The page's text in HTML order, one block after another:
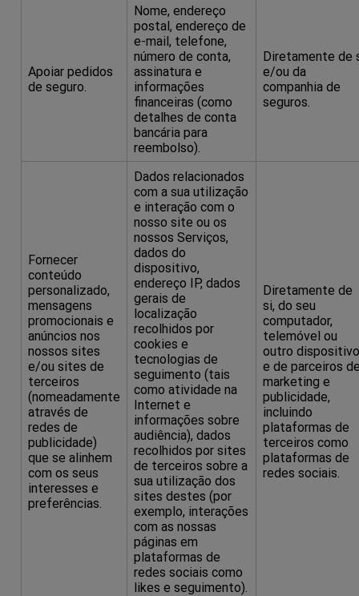
Apoiar pedidos
de seguro.
Nome, endereço
postal, endereço de
e-mail, telefone,
número de conta,
assinatura e
informações
financeiras (como
detalhes de conta
bancária para
reembolso).
Diretamente de
e/ou da
companhia de
seguros.
Fornecer
conteúdo
personalizado,
mensagens
promocionais e
anúncios nos
nossos sites
e/ou sites de
terceiros
(nomeadamente
através de
redes de
publicidade)
que se alinhem
com os seus
interesses e
preferências.
Dados relacionados
com a sua utilização
e interação com o
nosso site ou os
nossos Serviços,
dados do
dispositivo,
endereço IP, dados
gerais de
localização
recolhidos por
cookies e
tecnologias de
seguimento (tais
como atividade na
Internet e
informações sobre
audiência), dados
recolhidos por sites
de terceiros sobre a
sua utilização dos
sites destes (por
exemplo, interações
com as nossas
páginas em
plataformas de
redes sociais como
likes e seguimento).
Diretamente de
si, do seu
computador,
telemóvel ou
outro dispositivo
e de parceiros
marketing e
publicidade,
incluindo
plataformas de
terceiros como
plataformas de
redes sociais.